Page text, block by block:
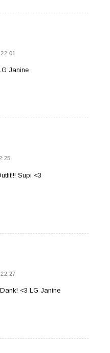
Janine
Supi <3
<3 LG Janine